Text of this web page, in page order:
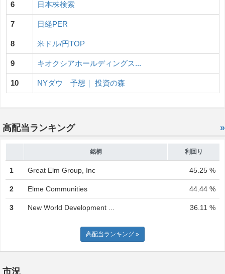
6 日本株検索
7 日経PER
8 米ドル/円TOP
9 キオクシアホールディングス...
10 NYダウ 予想｜ 投資の森
高配当ランキング »
銘柄 利回り
1 Great Elm Group, Inc 45.25 %
2 Elme Communities 44.44 %
3 New World Development ... 36.11 %
高配当ランキング »
市況